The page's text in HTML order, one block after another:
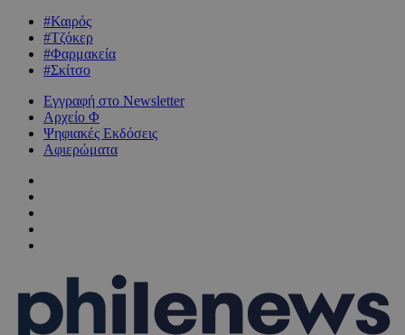
#Καιρός
#Τζόκερ
#Φαρμακεία
#Σκίτσο
Εγγραφή στο Newsletter
Αρχείο Φ
Ψηφιακές Εκδόσεις
Αφιερώματα